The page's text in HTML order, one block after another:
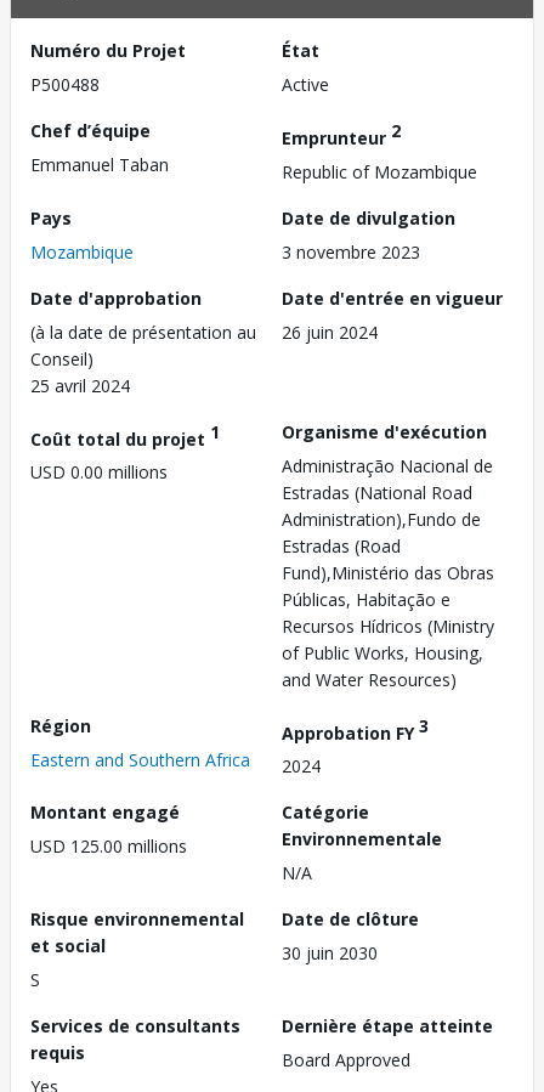
Numéro du Projet
P500488
État
Active
Chef d’équipe
Emmanuel Taban
Emprunteur 2
Republic of Mozambique
Pays
Mozambique
Date de divulgation
3 novembre 2023
Date d'approbation
(à la date de présentation au
Conseil)
25 avril 2024
Date d'entrée en vigueur
26 juin 2024
Coût total du projet 1
USD 0.00 millions
Organisme d'exécution
Administração Nacional de
Estradas (National Road
Administration),Fundo de
Estradas (Road
Fund),Ministério das Obras
Públicas, Habitação e
Recursos Hídricos (Ministry
of Public Works, Housing,
and Water Resources)
Région
Eastern and Southern Africa
Approbation FY3
2024
Montant engagé
USD 125.00 millions
Catégorie
Environnementale
N/A
Risque environnemental
et social
S
Date de clôture
30 juin 2030
Services de consultants
requis
Yes
Dernière étape atteinte
Board Approved